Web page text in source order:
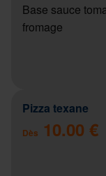
Base sauce
fromage
Pizza texane
Dès 10.00 €